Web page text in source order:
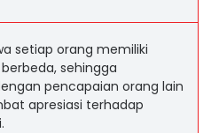
setiap orang memiliki
sehingga
pencapaian orang lain
apresiasi terhadap